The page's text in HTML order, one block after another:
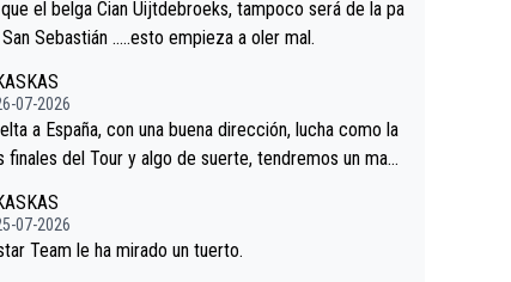
sorpresa en la Vuelta.Ojalá.
el belga Cian Uijtdebroeks, tampoco será de la pa
Sebastián …..esto empieza a oler mal.
07-2026
a España, con una buena dirección, lucha como la
finales del Tour y algo de suerte, tendremos un magn
07-2026
Team le ha mirado un tuerto.